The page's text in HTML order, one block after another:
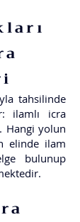
tahsilinde
ilamlı icra
Hangi yolun
elinde ilam
bulunup